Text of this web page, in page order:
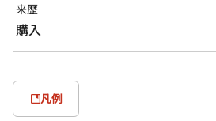
来歴
購入
凡例